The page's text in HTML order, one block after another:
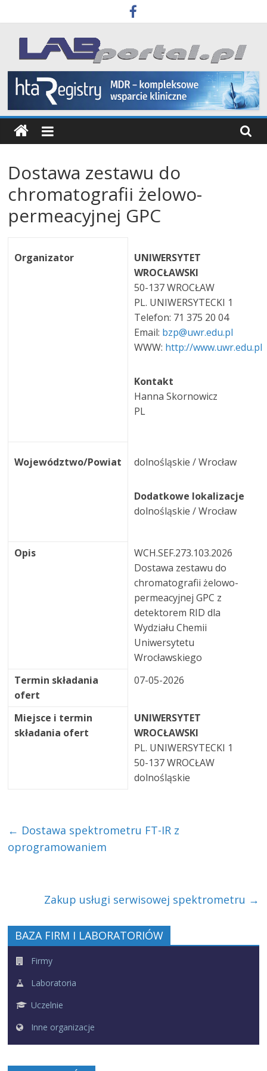
to
content
Labportal
Laboratoria
Aparatura
Badania
Dostawa zestawu do
chromatografii żelowo-
permeacyjnej GPC
Organizator
UNIWERSYTET
WROCŁAWSKI
50-137 WROCŁAW
PL. UNIWERSYTECKI 1
Telefon: 71 375 20 04
Email: bzp@uwr.edu.pl
WWW: http://www.uwr.edu.pl
Kontakt
Hanna Skornowicz
PL
Województwo/Powiat dolnośląskie / Wrocław
Dodatkowe lokalizacje
dolnośląskie / Wrocław
Opis
WCH.SEF.273.103.2026
Dostawa zestawu do
chromatografii żelowo-
permeacyjnej GPC z
detektorem RID dla
Wydziału Chemii
Uniwersytetu
Wrocławskiego
Termin składania
ofert
07-05-2026
Miejsce i termin
składania ofert
UNIWERSYTET
WROCŁAWSKI
PL. UNIWERSYTECKI 1
50-137 WROCŁAW
dolnośląskie
← Dostawa spektrometru FT-IR z
oprogramowaniem
Zakup usługi serwisowej spektrometru →
BAZA FIRM I LABORATORIÓW
Firmy
Laboratoria
Uczelnie
Inne organizacje